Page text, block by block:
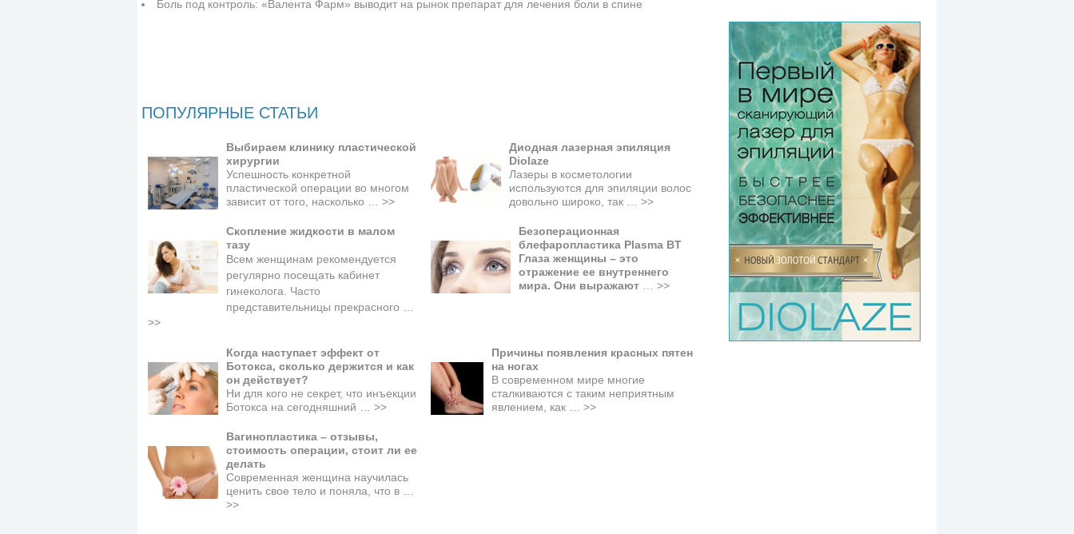
Боль под контроль: «Валента Фарм» выводит на рынок препарат для лечения боли в спине
ПОПУЛЯРНЫЕ СТАТЬИ
Выбираем клинику пластической
хирургии
Успешность конкретной
пластической операции во многом
зависит от того, насколько … >>
Диодная лазерная эпиляция
Diolaze
Лазеры в косметологии
используются для эпиляции волос
довольно широко, так …>>
Скопление жидкости в малом
тазу
Всем женщинам рекомендуется
регулярно посещать кабинет
гинеколога. Часто
представительницы прекрасного …
>>
Безоперационная
блефаропластика Plasma BT
Глаза женщины – это
отражение ее внутреннего
мира. Они выражают …>>
Когда наступает эффект от
Ботокса, сколько держится и как
он действует?
Ни для кого не секрет, что инъекции
Ботокса на сегодняшний … >>
Причины появления красных пятен
на ногах
В современном мире многие
сталкиваются с таким неприятным
явлением, как …>>
Вагинопластика – отзывы,
стоимость операции, стоит ли ее
делать
Современная женщина научилась
ценить свое тело и поняла, что в …
>>